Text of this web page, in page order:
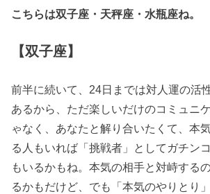
こちらは双子座・天秤座・水瓶座ね。
【双子座】
前半に続いて、24日までは対人運の活
あるから、ただ楽しいだけのコミュニ
ゃなく、あなたと解り合いたくて、本
る人もいれば「挑戦者」としてガチン
もいるかもね。本気の相手と対峙する
るかもだけど、でも「本気のやりとり